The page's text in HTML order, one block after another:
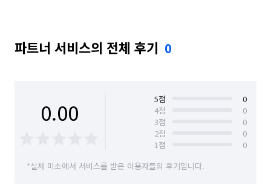
파트너 서비스의 전체 후기 0
0.00 5점
0
4점
0
3점
0
2점
0
1점
0
*실제 미소에서 서비스를 받은 이용자들의 후기입니다.